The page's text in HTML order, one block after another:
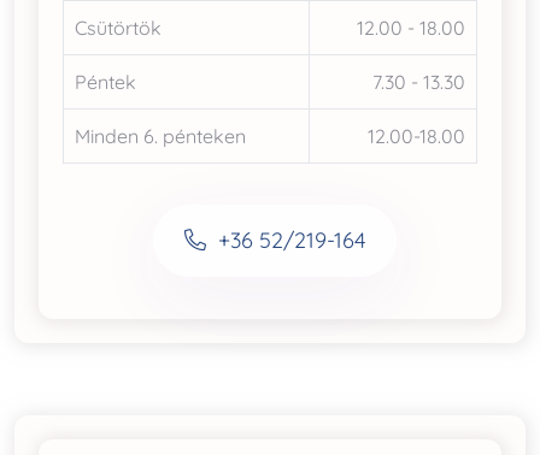
Csütörtök 12.00 - 18.00
Péntek 7.30 - 13.30
Minden 6. pénteken 12.00-18.00
+36 52/219-164